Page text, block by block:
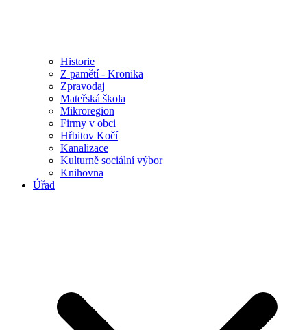
Historie
Z pamětí - Kronika
Zpravodaj
Mateřská škola
Mikroregion
Firmy v obci
Hřbitov Kočí
Kanalizace
Kulturně sociální výbor
Knihovna
Úřad